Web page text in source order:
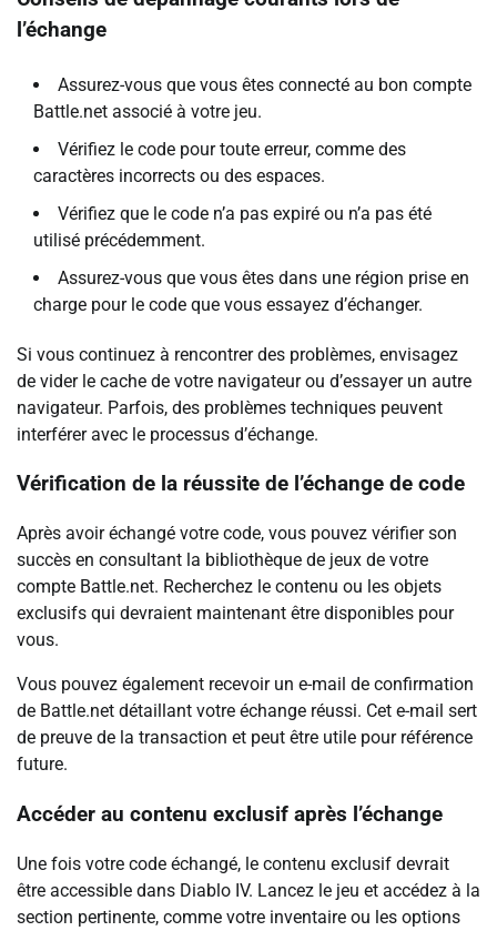
l’échange
Assurez-vous que vous êtes connecté au bon compte
Battle.net associé à votre jeu.
Vérifiez le code pour toute erreur, comme des
caractères incorrects ou des espaces.
Vérifiez que le code n’a pas expiré ou n’a pas été
utilisé précédemment.
Assurez-vous que vous êtes dans une région prise en
charge pour le code que vous essayez d’échanger.
Si vous continuez à rencontrer des problèmes, envisagez
de vider le cache de votre navigateur ou d’essayer un autre
navigateur. Parfois, des problèmes techniques peuvent
interférer avec le processus d’échange.
Vérification de la réussite de l’échange de code
Après avoir échangé votre code, vous pouvez vérifier son
succès en consultant la bibliothèque de jeux de votre
compte Battle.net. Recherchez le contenu ou les objets
exclusifs qui devraient maintenant être disponibles pour
vous.
Vous pouvez également recevoir un e-mail de confirmation
de Battle.net détaillant votre échange réussi. Cet e-mail sert
de preuve de la transaction et peut être utile pour référence
future.
Accéder au contenu exclusif après l’échange
Une fois votre code échangé, le contenu exclusif devrait
être accessible dans Diablo IV. Lancez le jeu et accédez à la
section pertinente, comme votre inventaire ou les options